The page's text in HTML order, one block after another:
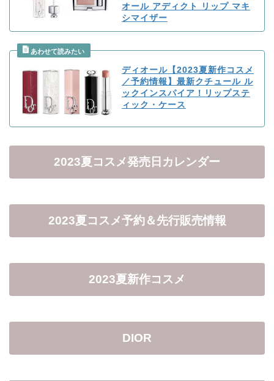
オール アディクト リップ マキ
シマイザー
ディオール【2023夏新作コスメ
／予約情報】最新クチュール ル
ックインスパイア！リップステ
ィック・ケース
2023夏コスメ発売日カレンダー
2023夏コスメ予約＆先行販売情報
2023夏新作コスメ
DIOR